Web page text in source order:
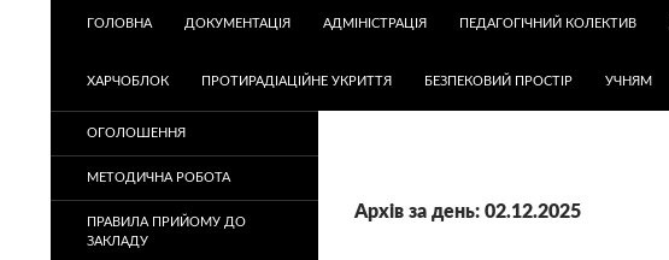
ГОЛОВНА
ДОКУМЕНТАЦІЯ АДМІНІСТРАЦІЯ ПЕДАГОГІЧНИЙ КОЛЕКТИВ
ХАРЧОБЛОК ПРОТИРАДІАЦІЙНЕ УКРИТТЯ БЕЗПЕКОВИЙ ПРОСТІР УЧНЯМ
Архів за день: 02.12.2025
ОГОЛОШЕННЯ
МЕТОДИЧНА РОБОТА
ПРАВИЛА ПРИЙОМУ ДО
ЗАКЛАДУ